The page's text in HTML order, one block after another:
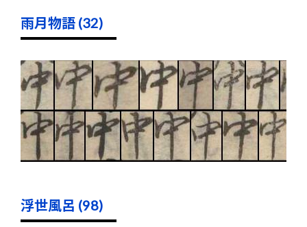
雨月物語 (32)
浮世風呂 (98)